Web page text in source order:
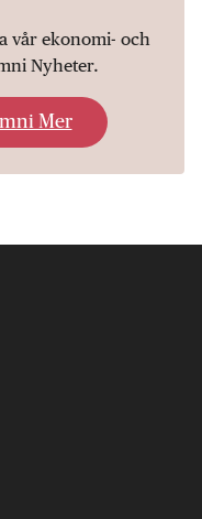
vår ekonomi- och
Nyheter.
Mer